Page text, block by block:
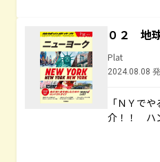
０２ 地
Plat
2024.08.08
「ＮＹで
介！！ ハ